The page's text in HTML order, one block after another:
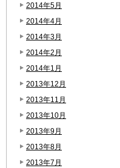
2014年5月
2014年4月
2014年3月
2014年2月
2014年1月
2013年12月
2013年11月
2013年10月
2013年9月
2013年8月
2013年7月